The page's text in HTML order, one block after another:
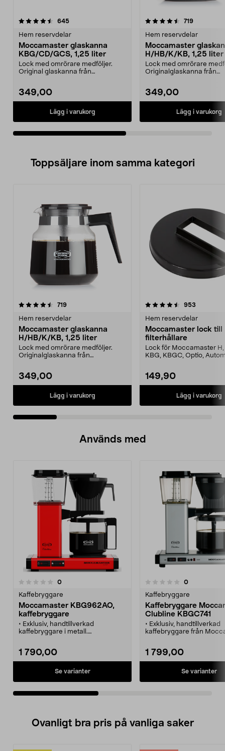
645recensioner
Hem reservdelar
Moccamaster glaskanna
KBG/CD/GCS, 1,25 liter
Lock med omrörare medföljer.
Original glaskanna från
349,00
Lägg i varukorg
4.5av 5 stjärnor 719
Hem reservdelar
Moccamaster
H/HB/K/KB, 1,25 liter
Lock med omrörare
Originalglaskanna från
349,00
Lägg i varukorg
4.5av 5 stjärnor
Toppsäljare inom samma kategori
719recensioner
Hem reservdelar
Moccamaster glaskanna
H/HB/K/KB, 1,25 liter
Lock med omrörare medföljer.
Originalglaskanna från
349,00
Lägg i varukorg
4.5 av 5 stjärnor 953
Hem reservdelar
Moccamaster lock till
filterhållare
Lock för Moccamaster H,
KBG, KBGC, Optio,
149,90
Lägg i varukorg
4.5 av 5 stjärnor
Används med
0recensioner
Kaffebryggare
Moccamaster KBG962AO,
kaffebryggare
• Exklusiv, handtillverkad
kaffebryggare i metall.
• Dubbla värmeelement - optimal
värme vid bryggning och
värmehållning.
1 790,00
Se varianter
0.0 av 5 stjärnor 0recensioner
Kaffebryggare
Kaffebryggare
Clubline KBGC741
• Exklusiv, handtillverkad
kaffebryggare från
• Dubbla värmeelement
bryggning och
• Kalkindikator.
1 799,00
Se varianter
0.0 av 5 stjärnor
Ovanligt bra pris på vanliga saker